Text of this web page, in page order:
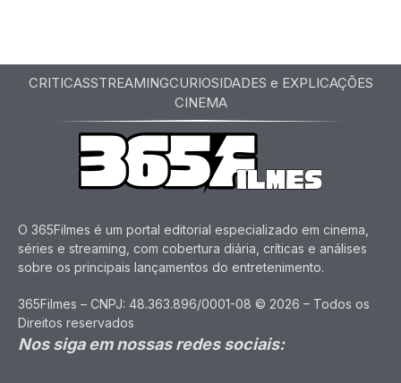
CRITICASSTREAMINGCURIOSIDADES e EXPLICAÇÕES
CINEMA
O 365Filmes é um portal editorial especializado em cinema,
séries e streaming, com cobertura diária, críticas e análises
sobre os principais lançamentos do entretenimento.
365Filmes – CNPJ: 48.363.896/0001-08 © 2026 – Todos os
Direitos reservados
Nos siga em nossas redes sociais: